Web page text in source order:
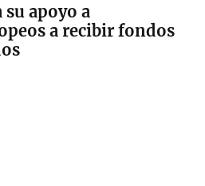
apoyo a
a recibir fondos